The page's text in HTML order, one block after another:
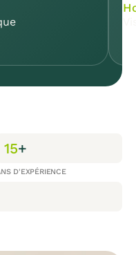
15+
D'EXPÉRIENCE